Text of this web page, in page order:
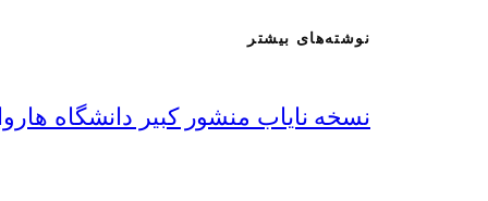
نوشته‌های بیشتر
نسخه نایاب منشور کبیر دانشگاه